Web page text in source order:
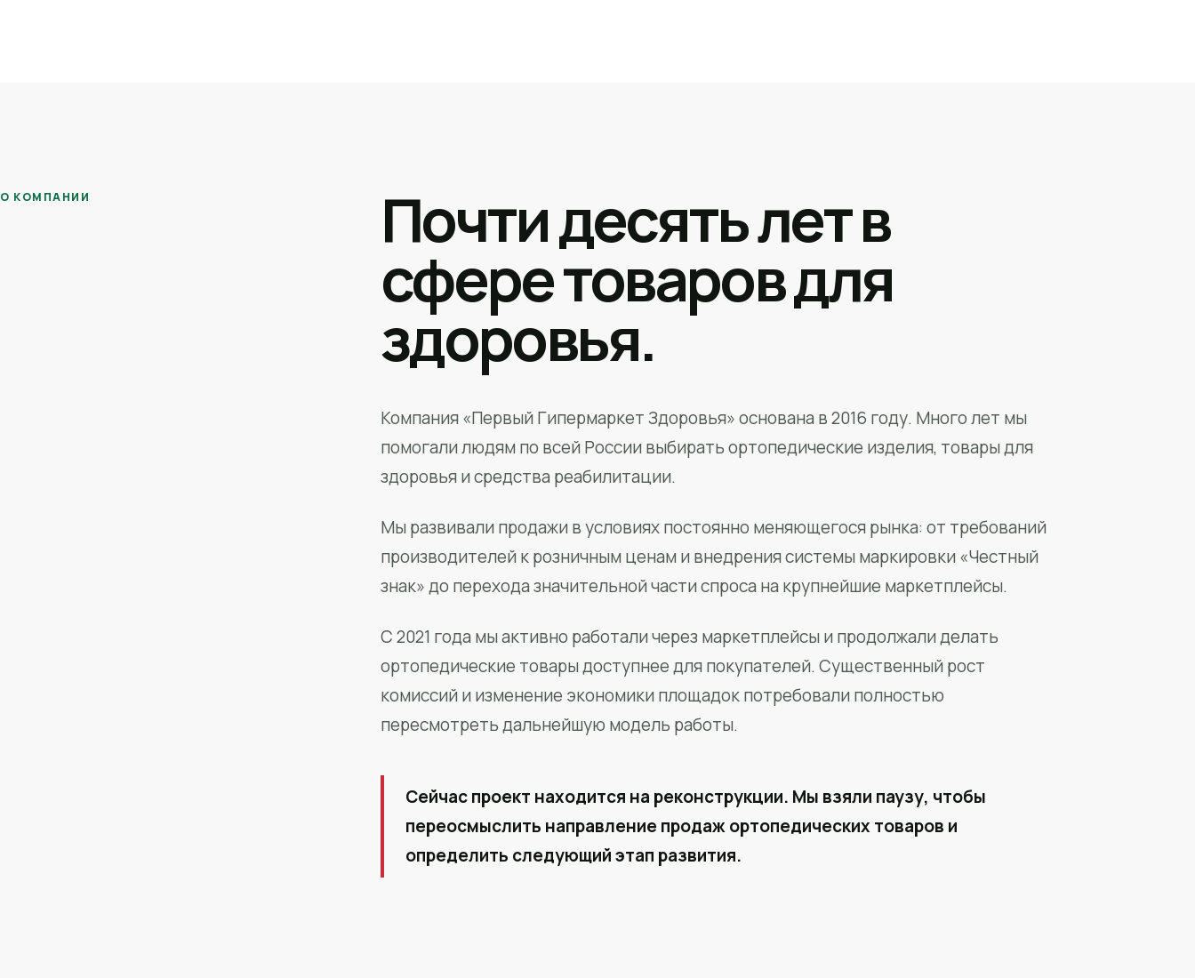
О КОМПАНИИ Почти десять лет в
сфере товаров для
здоровья.
Компания «Первый Гипермаркет Здоровья» основана в 2016 году. Много лет мы
помогали людям по всей России выбирать ортопедические изделия, товары для
здоровья и средства реабилитации.
Мы развивали продажи в условиях постоянно меняющегося рынка: от требований
производителей к розничным ценам и внедрения системы маркировки «Честный
знак» до перехода значительной части спроса на крупнейшие маркетплейсы.
С 2021 года мы активно работали через маркетплейсы и продолжали делать
ортопедические товары доступнее для покупателей. Существенный рост
комиссий и изменение экономики площадок потребовали полностью
пересмотреть дальнейшую модель работы.
Сейчас проект находится на реконструкции. Мы взяли паузу, чтобы
переосмыслить направление продаж ортопедических товаров и
определить следующий этап развития.